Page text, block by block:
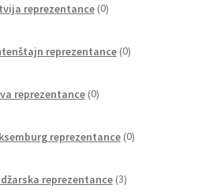
reprezentance 0izdelkov
reprezentance 0izdelkov
reprezentance 0izdelkov
reprezentance 0izdelkov
reprezentance 3izdelki